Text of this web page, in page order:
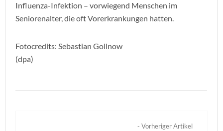
Influenza-Infektion – vorwiegend Menschen im
Seniorenalter, die oft Vorerkrankungen hatten.
Fotocredits: Sebastian Gollnow
(dpa)
- Vorheriger Artikel